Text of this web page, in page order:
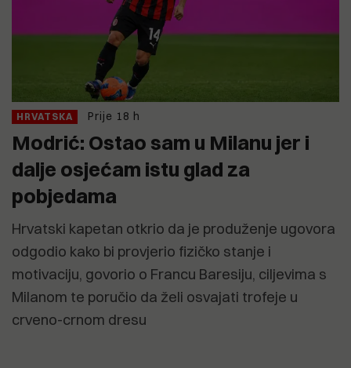
HRVATSKA Prije 18 h
Modrić: Ostao sam u Milanu jer i
dalje osjećam istu glad za
pobjedama
Hrvatski kapetan otkrio da je produženje ugovora
odgodio kako bi provjerio fizičko stanje i
motivaciju, govorio o Francu Baresiju, ciljevima s
Milanom te poručio da želi osvajati trofeje u
crveno-crnom dresu